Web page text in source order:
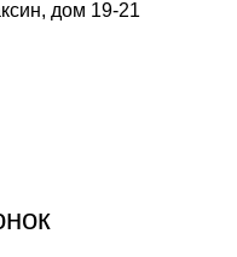
дом 19-21